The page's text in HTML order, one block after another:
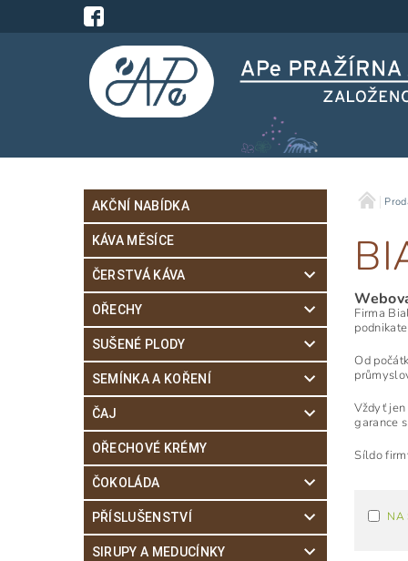
AKČNÍ NABÍDKA
KÁVA MĚSÍCE
ČERSTVÁ KÁVA
OŘECHY
SUŠENÉ PLODY
SEMÍNKA A KOŘENÍ
ČAJ
OŘECHOVÉ KRÉMY
ČOKOLÁDA
PŘÍSLUŠENSTVÍ
SIRUPY A MEDUCÍNKY
Firma
Od
Vždyť
garance
Síldo
NA